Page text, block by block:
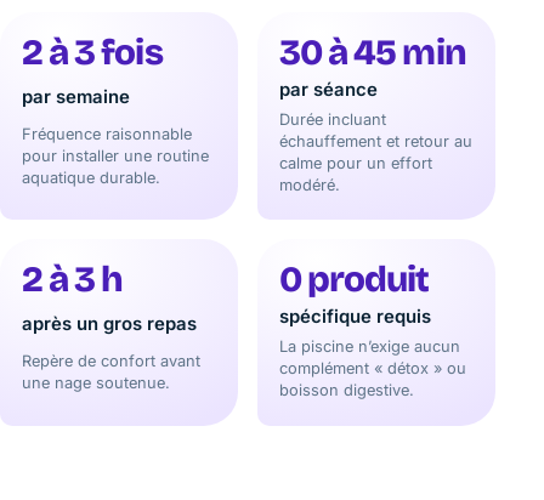
2 à 3 fois
par semaine
Fréquence raisonnable
pour installer une routine
aquatique durable.
30 à 45 min
par séance
Durée incluant
échauffement et retour au
calme pour un effort
modéré.
2 à 3 h
après un gros repas
Repère de confort avant
une nage soutenue.
0 produit
spécifique requis
La piscine n’exige aucun
complément « détox » ou
boisson digestive.